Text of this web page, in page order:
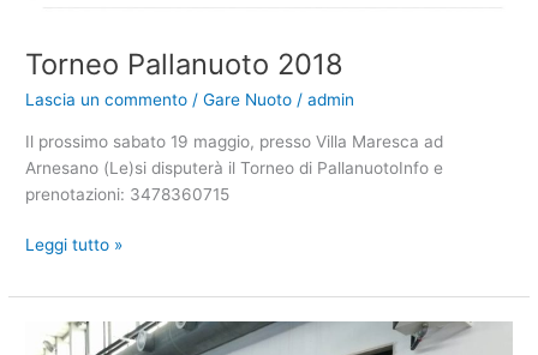
Torneo Pallanuoto 2018
Lascia un commento /Gare Nuoto /admin
Il prossimo sabato 19 maggio, presso Villa Maresca ad
Arnesano (Le)si disputerà il Torneo di PallanuotoInfo e
prenotazioni: 3478360715
Torneo
2018
Leggi tutto »